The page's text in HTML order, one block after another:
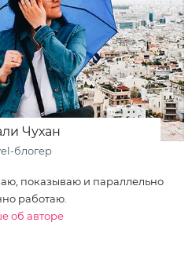
Чухан
блогер
показываю и параллельно
работаю.
об авторе